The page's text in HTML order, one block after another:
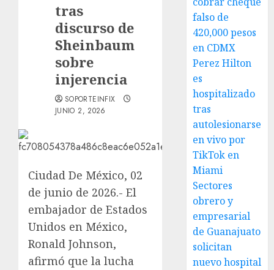
tras
discurso de
Sheinbaum
sobre
injerencia
SOPORTEINFIX
JUNIO 2, 2026
Ciudad De México, 02
de junio de 2026.- El
embajador de Estados
Unidos en México,
Ronald Johnson,
afirmó que la lucha
falso de
420,000 pesos
en CDMX
Perez Hilton
es
hospitalizado
tras
autolesionarse
en vivo por
TikTok en
Miami
Sectores
obrero y
empresarial
de Guanajuato
solicitan
nuevo hospital